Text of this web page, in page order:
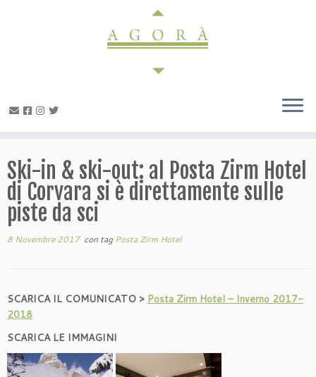
Ski-in & ski-out: al Posta Zirm Hotel
di Corvara si è direttamente sulle
piste da sci
8 Novembre 2017con tagPosta Zirm Hotel
SCARICA IL COMUNICATO > Posta Zirm Hotel – Inverno 2017-
2018
SCARICA LE IMMAGINI